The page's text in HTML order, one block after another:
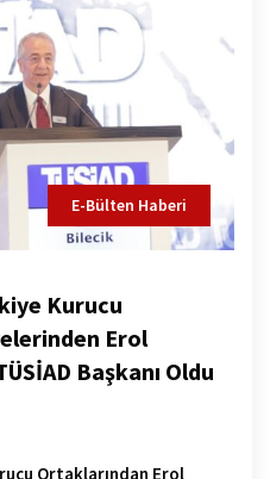
E-Bülten Haberi
Kurucu
Erol
Başkanı Oldu
Ortaklarından Erol